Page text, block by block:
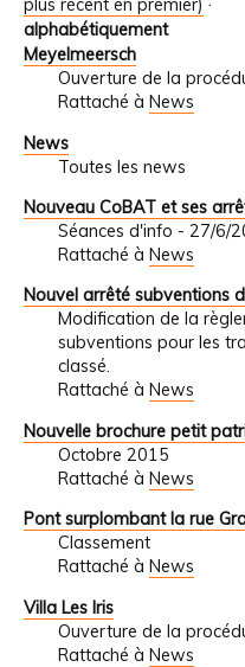
plus récent en premier) ·
alphabétiquement
Meyelmeersch
Ouverture de la
Rattaché à News
News
Toutes les news
Nouveau CoBAT et ses
Séances d'info - 27/6/
Rattaché à News
Nouvel arrêté subventions
Modification de la
subventions pour les
classé.
Rattaché à News
Nouvelle brochure petit
Octobre 2015
Rattaché à News
Pont surplombant la rue
Classement
Rattaché à News
Villa Les Iris
Ouverture de la
Rattaché à News